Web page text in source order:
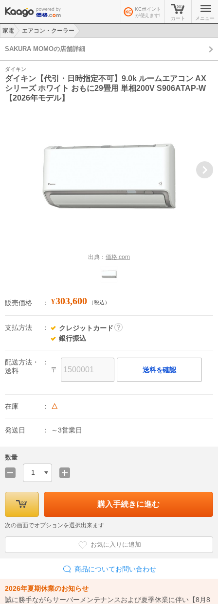
KCポイント
が使えます!
カート メニュー
家電
エアコン・クーラー
SAKURA MOMOの店舗詳細
ダイキン
ダイキン【代引・日時指定不可】9.0k ルームエアコン AX
シリーズ ホワイト おもに29畳用 単相200V S906ATAP-W
【2026年モデル】
出典： 価格.com
販売価格 ¥303,600 （税込）
支払方法
クレジットカード
銀行振込
配送方法・
送料
〒 送料を確認
在庫 △
発送日 ～3営業日
数量
1
購入手続きに進む
次の画面でオプションを選択出来ます
お気に入りに追加
商品についてお問い合わせ
2026年夏期休業のお知らせ
誠に勝手ながらサーバーメンテナンスおよび夏季休業に伴い【8月8